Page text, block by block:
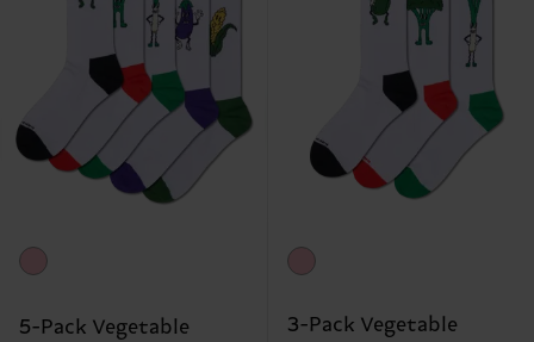
5-Pack Vegetable
3-Pack Vegetable